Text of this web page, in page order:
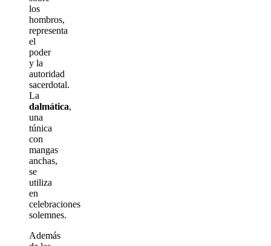
los
hombros,
representa
el
poder
y la
autoridad
sacerdotal.
La
dalmática,
una
túnica
con
mangas
anchas,
se
utiliza
en
celebraciones
solemnes.
Además